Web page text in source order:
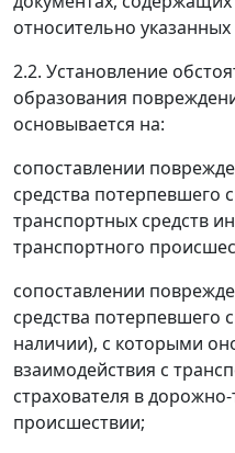
относительно указанных
2.2. Установление
образования
основывается на:
сопоставлении
средства потерпевшего
транспортных средств
транспортного
сопоставлении
средства потерпевшего
наличии), с которыми
взаимодействия с
страхователя в
происшествии;